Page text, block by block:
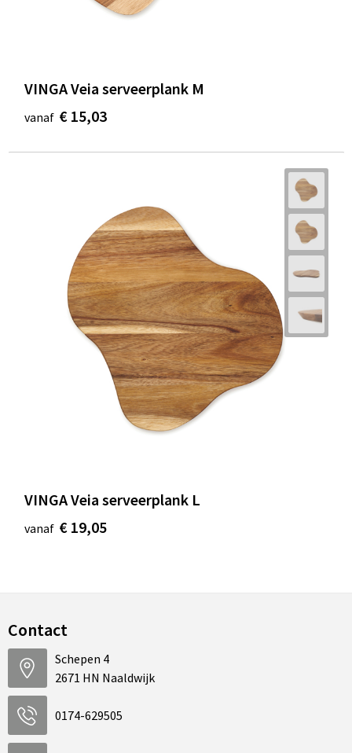
VINGA Veia serveerplank M
vanaf € 15,03
VINGA Veia serveerplank L
vanaf € 19,05
Contact
Schepen 4
2671 HN Naaldwijk
0174-629505